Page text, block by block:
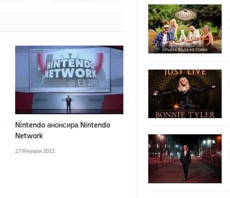
Nintendo анонсира Nintendo
Network
27 Януари 2012